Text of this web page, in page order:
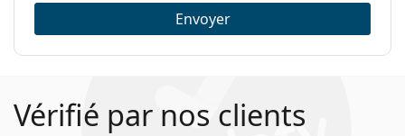
Envoyer
Vérifié par nos clients